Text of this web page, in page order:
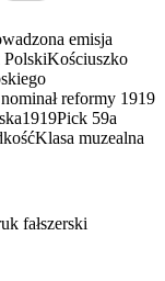
emisja
Kościuszko
reformy 1919
1919Pick 59a
Klasa muzealna